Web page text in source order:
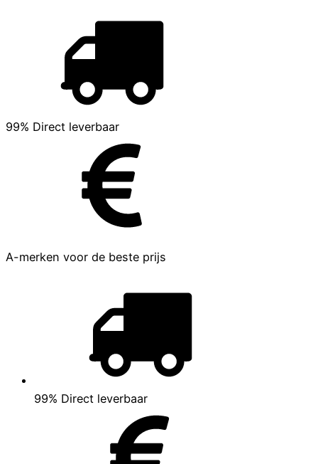
99% Direct leverbaar
A-merken voor de beste prijs
99% Direct leverbaar